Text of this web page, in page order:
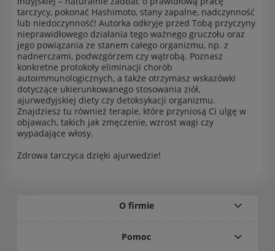
tarczycy, pokonać Hashimoto, stany zapalne, nadczynność
lub niedoczynność! Autorka odkryje przed Tobą przyczyny
nieprawidłowego działania tego ważnego gruczołu oraz
jego powiązania ze stanem całego organizmu, np. z
nadnerczami, podwzgórzem czy wątrobą. Poznasz
konkretne protokoły eliminacji chorób
autoimmunologicznych, a także otrzymasz wskazówki
dotyczące ukierunkowanego stosowania ziół,
ajurwedyjskiej diety czy detoksykacji organizmu.
Znajdziesz tu również terapie, które przyniosą Ci ulgę w
objawach, takich jak zmęczenie, wzrost wagi czy
wypadające włosy.
Zdrowa tarczyca dzięki ajurwedzie!
O firmie
Pomoc